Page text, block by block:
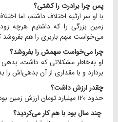
پس چرا برادرت را کشتی؟
با او سر ارثیه اختلاف داشتم، اما
زمین بزرگی را که داشتیم هرچه
می‌خواست سهم باربری را هم بفروشد
چرا می‌خواست سهمش را بفروشد؟
بردارد و با مقداری از آن بدهی‌اش
چقدر ارزش داشت؟
حدود ۱۲۰ میلیارد تومان ارزش زمین بود.
چند سال بود با هم کار می‌کردید؟